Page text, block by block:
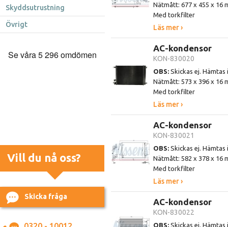
Skyddsutrustning
Övrigt
Vill du nå oss?
Skicka fråga
Nätmått: 677 x 455 x 16
Med torkfilter
Läs mer ›
AC-kondensor
KON-830020
OBS: Skickas ej.
Nätmått: 573 x 396 x 16
Med torkfilter
Läs mer ›
AC-kondensor
KON-830021
OBS: Skickas ej.
Nätmått: 582 x 378 x 16
Med torkfilter
Läs mer ›
AC-kondensor
KON-830022
OBS: Skickas ej.